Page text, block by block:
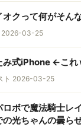
クって何がそん
2026-03-25
み式iPhone ←こ
ト 2026-03-25
ロボで魔法騎士レ
光ちゃんの曇ら